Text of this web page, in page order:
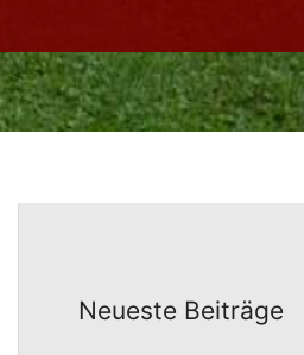
Neueste Beiträge